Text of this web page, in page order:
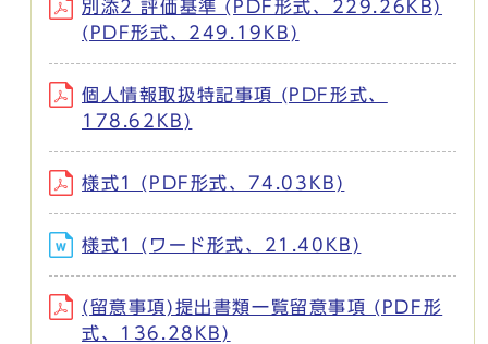
別添2 評価基準 (PDF形式、229.26KB)
(PDF形式、249.19KB)
個人情報取扱特記事項 (PDF形式、
178.62KB)
様式1 (PDF形式、74.03KB)
様式1 (ワード形式、21.40KB)
(留意事項)提出書類一覧留意事項 (PDF形
式、136.28KB)